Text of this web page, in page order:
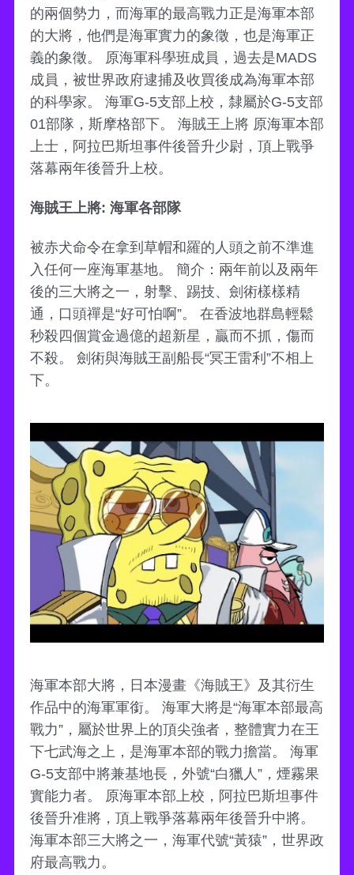
的兩個勢力，而海軍的最高戰力正是海軍本部
的大將，他們是海軍實力的象徵，也是海軍正
義的象徵。 原海軍科學班成員，過去是MADS
成員，被世界政府逮捕及收買後成為海軍本部
的科學家。 海軍G-5支部上校，隸屬於G-5支部
01部隊，斯摩格部下。 海賊王上將 原海軍本部
上士，阿拉巴斯坦事件後晉升少尉，頂上戰爭
落幕兩年後晉升上校。
海賊王上將: 海軍各部隊
被赤犬命令在拿到草帽和羅的人頭之前不準進
入任何一座海軍基地。 簡介：兩年前以及兩年
後的三大將之一，射擊、踢技、劍術樣樣精
通，口頭禪是“好可怕啊”。 在香波地群島輕鬆
秒殺四個賞金過億的超新星，贏而不抓，傷而
不殺。 劍術與海賊王副船長“冥王雷利”不相上
下。
海軍本部大將，日本漫畫《海賊王》及其衍生
作品中的海軍軍銜。 海軍大將是“海軍本部最高
戰力”，屬於世界上的頂尖強者，整體實力在王
下七武海之上，是海軍本部的戰力擔當。 海軍
G-5支部中將兼基地長，外號“白獵人”，煙霧果
實能力者。 原海軍本部上校，阿拉巴斯坦事件
後晉升准將，頂上戰爭落幕兩年後晉升中將。
海軍本部三大將之一，海軍代號“黃猿”，世界政
府最高戰力。